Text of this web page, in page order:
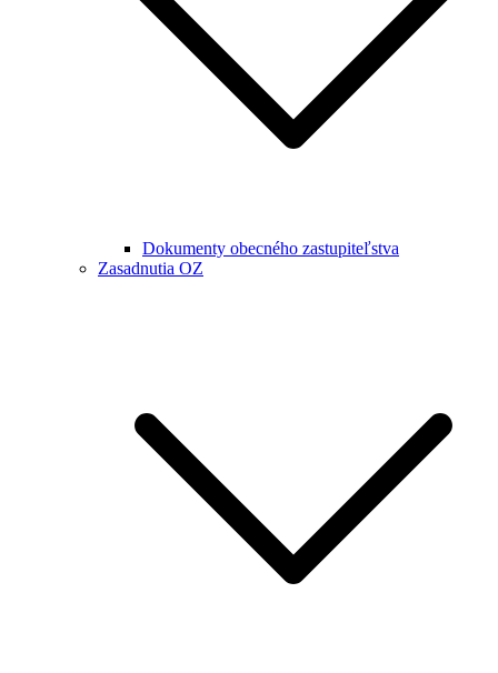
Dokumenty obecného zastupiteľstva
Zasadnutia OZ